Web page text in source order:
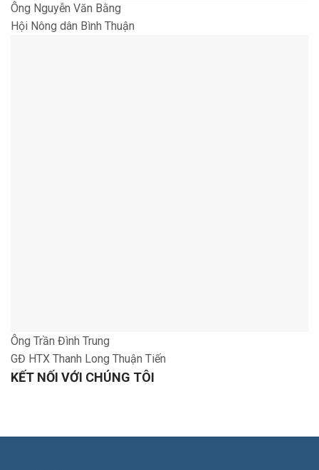
Ông Nguyễn Văn Bằng
Hội Nông dân Bình Thuận
Ông Trần Đình Trung
GĐ HTX Thanh Long Thuận Tiến
KẾT NỐI VỚI CHÚNG TÔI